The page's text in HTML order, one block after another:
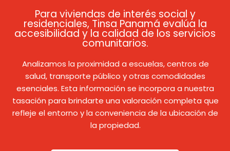
Para viviendas de interés social y
residenciales, Tinsa Panamá evalúa la
accesibilidad y la calidad de los servicios
comunitarios.
Analizamos la proximidad a escuelas, centros de
salud, transporte público y otras comodidades
esenciales. Esta información se incorpora a nuestra
tasación para brindarte una valoración completa que
refleje el entorno y la conveniencia de la ubicación de
la propiedad.